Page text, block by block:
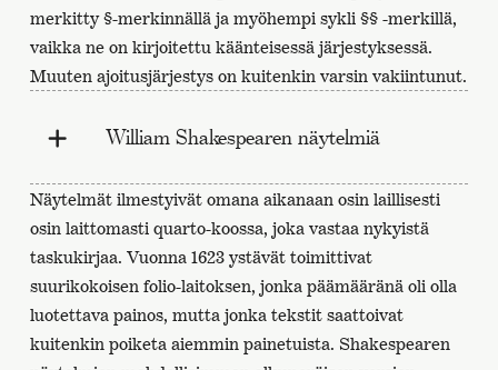
merkitty §-merkinnällä ja myöhempi sykli §§ -merkillä,
vaikka ne on kirjoitettu käänteisessä järjestyksessä.
Muuten ajoitusjärjestys on kuitenkin varsin vakiintunut.
William Shakespearen näytelmiä
Näytelmät ilmestyivät omana aikanaan osin laillisesti
osin laittomasti quarto-koossa, joka vastaa nykyistä
taskukirjaa. Vuonna 1623 ystävät toimittivat
suurikokoisen folio-laitoksen, jonka päämääränä oli olla
luotettava painos, mutta jonka tekstit saattoivat
kuitenkin poiketa aiemmin painetuista. Shakespearen